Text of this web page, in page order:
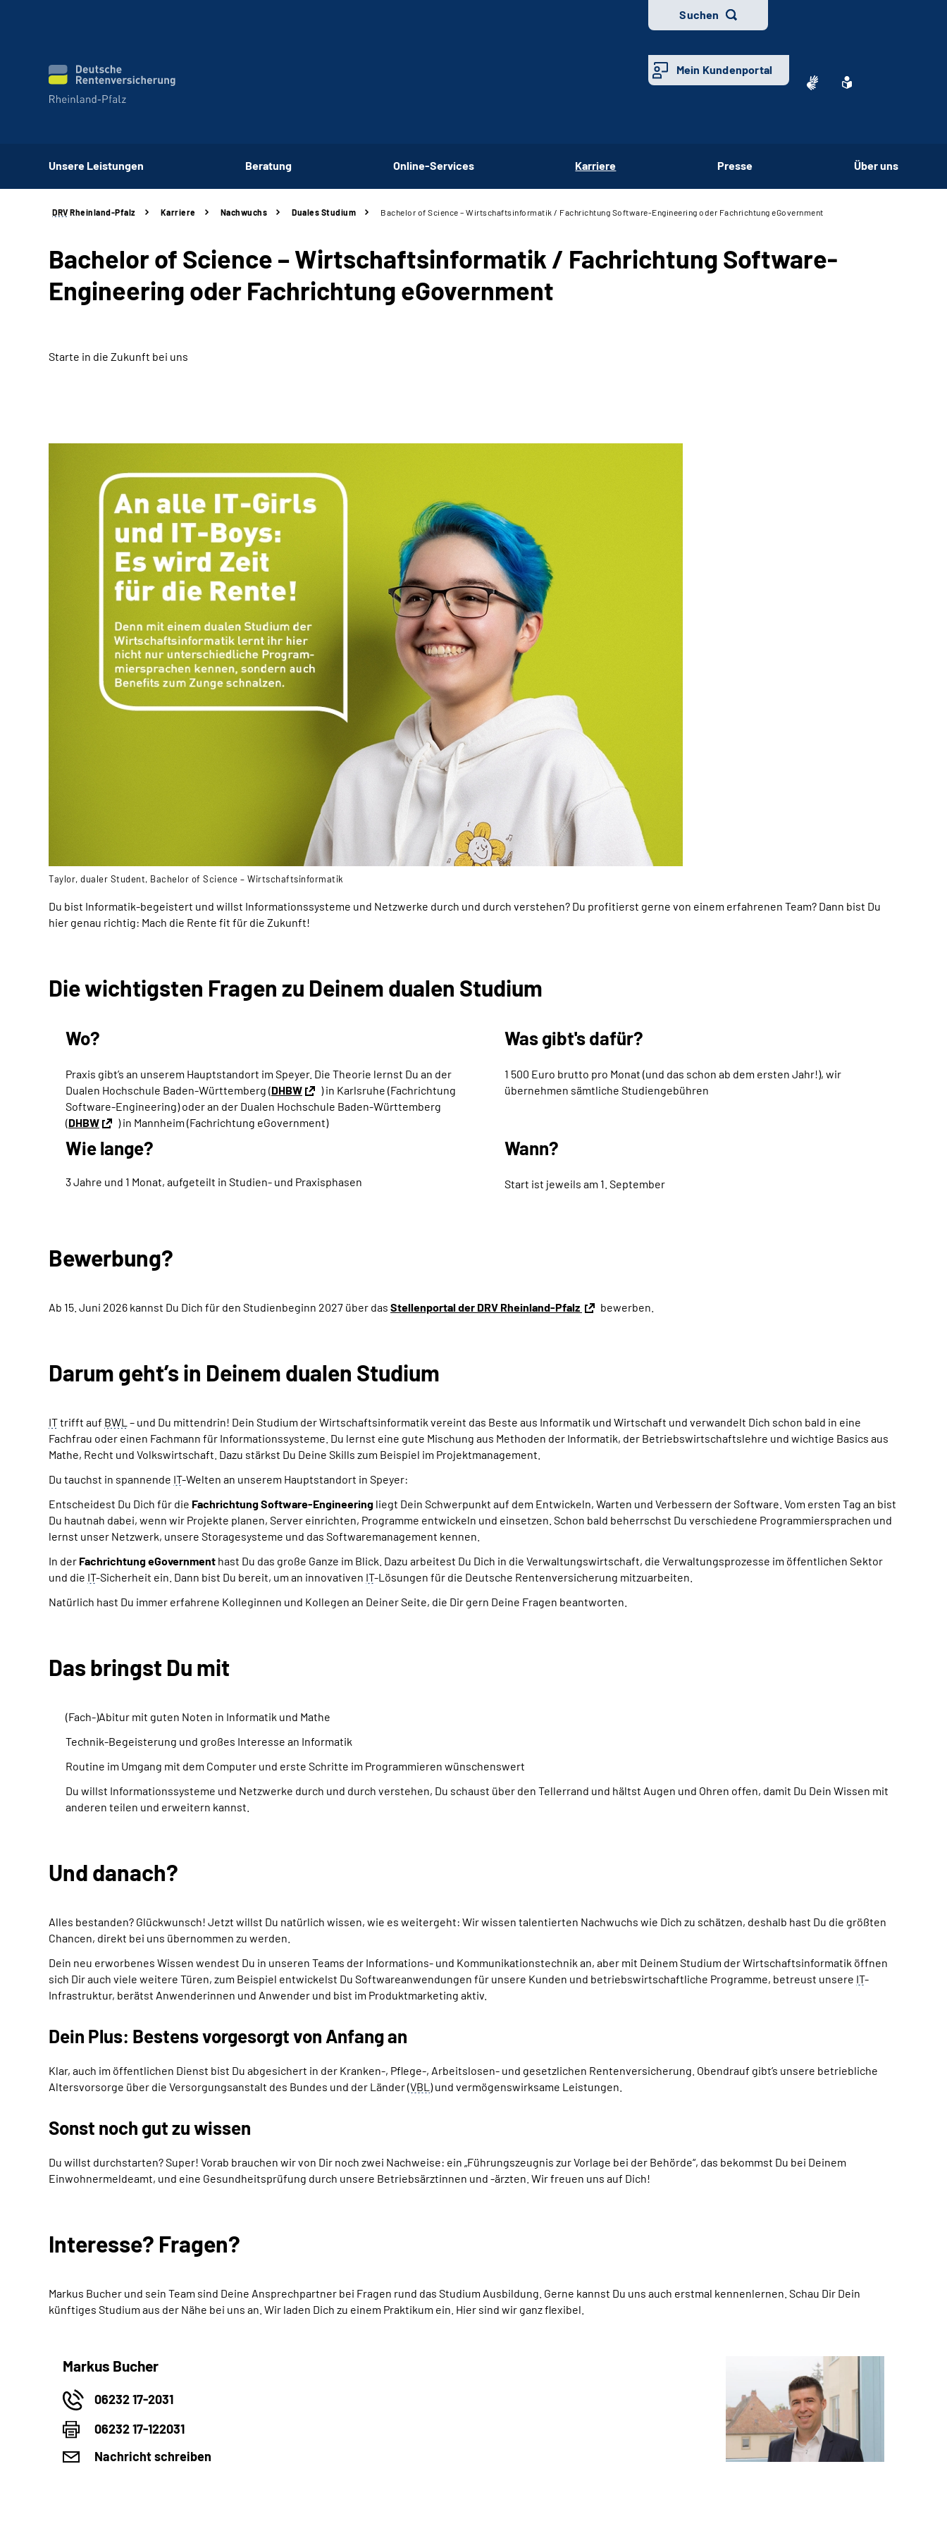
Suchen
Mein Kundenportal
Unsere Leistungen Beratung Online-Services Karriere Presse Über uns
DRV Rheinland-Pfalz Karriere Nachwuchs Duales Studium Bachelor of Science – Wirtschaftsinformatik / Fachrichtung Software-Engineering oder Fachrichtung eGovernment
Bachelor of Science – Wirtschaftsinformatik / Fachrichtung Software-
Engineering oder Fachrichtung eGovernment
Starte in die Zukunft bei uns
Taylor, dualer Student, Bachelor of Science – Wirtschaftsinformatik
Du bist Informatik-begeistert und willst Informationssysteme und Netzwerke durch und durch verstehen? Du profitierst gerne von einem erfahrenen Team? Dann bist Du
hier genau richtig: Mach die Rente fit für die Zukunft!
Die wichtigsten Fragen zu Deinem dualen Studium
Wo?
Praxis gibt’s an unserem Hauptstandort im Speyer. Die Theorie lernst Du an der
Dualen Hochschule Baden-Württemberg (DHBW
) in Karlsruhe (Fachrichtung
Software-Engineering) oderan der Dualen Hochschule Baden-Württemberg
(DHBW )in Mannheim (Fachrichtung eGovernment)
Was gibt's dafür?
1 500 Euro brutto pro Monat (und das schon ab dem ersten Jahr!), wir
übernehmen sämtliche Studiengebühren
Wie lange?
3 Jahre und 1 Monat, aufgeteilt in Studien- und Praxisphasen
Wann?
Start ist jeweils am 1. September
Bewerbung?
Ab 15. Juni 2026 kannst Du Dich für den Studienbeginn 2027 über das Stellenportal der DRV Rheinland-Pfalz bewerben.
Darum geht’s in Deinem dualen Studium
ITtrifft auf BWL – und Du mittendrin! Dein Studium der Wirtschaftsinformatik vereint das Beste aus Informatik und Wirtschaft und verwandelt Dich schon bald in eine
Fachfrau oder einen Fachmann für Informationssysteme. Du lernst eine gute Mischung aus Methoden der Informatik, der Betriebswirtschaftslehre und wichtige Basics aus
Mathe, Recht und Volkswirtschaft. Dazu stärkst Du Deine Skills zum Beispiel im Projektmanagement.
Du tauchst in spannende IT-Welten an unserem Hauptstandort in Speyer:
Entscheidest Du Dich für die FachrichtungSoftware-Engineering liegt Dein Schwerpunkt auf dem Entwickeln, Warten und Verbessern derSoftware . Vom ersten Tag an bist
Du hautnah dabei, wenn wir Projekte planen, Server einrichten, Programme entwickeln und einsetzen. Schon bald beherrschst Du verschiedene Programmiersprachen und
lernst unser Netzwerk, unsere Storagesysteme und das Softwaremanagement kennen.
In der FachrichtungeGovernment hast Du das große Ganze im Blick. Dazu arbeitest Du Dich in die Verwaltungswirtschaft, die Verwaltungsprozesse im öffentlichen Sektor
und die IT-Sicherheit ein. Dann bist Du bereit, um an innovativen IT-Lösungen für die Deutsche Rentenversicherung mitzuarbeiten.
Natürlich hast Du immer erfahrene Kolleginnen und Kollegen an Deiner Seite, die Dir gern Deine Fragen beantworten.
Das bringst Du mit
(Fach-)Abitur mit guten Noten in Informatik und Mathe
Technik-Begeisterung und großes Interesse an Informatik
Routine im Umgang mit dem Computer und erste Schritte im Programmieren wünschenswert
Du willst Informationssysteme und Netzwerke durch und durch verstehen, Du schaust über den Tellerrand und hältst Augen und Ohren offen, damit Du Dein Wissen mit
anderen teilen und erweitern kannst.
Und danach?
Alles bestanden? Glückwunsch! Jetzt willst Du natürlich wissen, wie es weitergeht: Wir wissen talentierten Nachwuchs wie Dich zu schätzen, deshalb hast Du die größten
Chancen, direkt bei uns übernommen zu werden.
Dein neu erworbenes Wissen wendest Du in unseren Teams der Informations- und Kommunikationstechnik an, aber mit Deinem Studium der Wirtschaftsinformatik öffnen
sich Dir auch viele weitere Türen, zum Beispiel entwickelst Du Softwareanwendungen für unsere Kunden und betriebswirtschaftliche Programme, betreust unsere IT-
Infrastruktur, berätst Anwenderinnen und Anwender und bist im Produktmarketing aktiv.
Dein Plus: Bestens vorgesorgt von Anfang an
Klar, auch im öffentlichen Dienst bist Du abgesichert in der Kranken-, Pflege-, Arbeitslosen- und gesetzlichen Rentenversicherung. Obendrauf gibt’s unsere betriebliche
Altersvorsorge über die Versorgungsanstalt des Bundes und der Länder (VBL ) und vermögenswirksame Leistungen.
Sonst noch gut zu wissen
Du willst durchstarten? Super! Vorab brauchen wir von Dir noch zwei Nachweise: ein „Führungszeugnis zur Vorlage bei der Behörde“, das bekommst Du bei Deinem
Einwohnermeldeamt, und eine Gesundheitsprüfung durch unsere Betriebsärztinnen und -ärzten. Wir freuen uns auf Dich!
Interesse? Fragen?
Markus Bucher und sein Team sind Deine Ansprechpartner bei Fragen rund das Studium Ausbildung. Gerne kannst Du uns auch erstmal kennenlernen. Schau Dir Dein
künftiges Studium aus der Nähe bei uns an. Wir laden Dich zu einem Praktikum ein. Hier sind wir ganz flexibel.
Markus Bucher
06232 17-2031
06232 17-122031
Nachricht schreiben